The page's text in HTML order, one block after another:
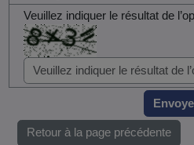
Veuillez indiquer le résultat de
Retour à la page précédente